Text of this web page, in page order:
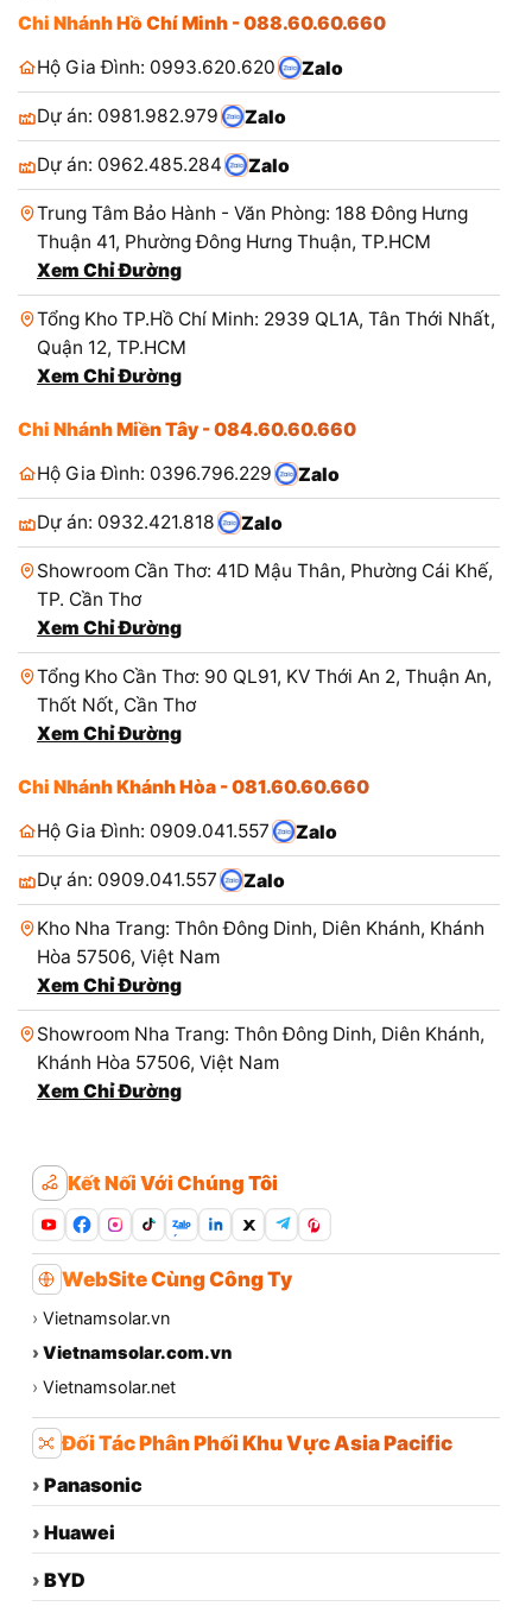
Chi Nhánh Hồ Chí Minh - 088.60.60.660
Hộ Gia Đình: 0993.620.620
Zalo
Dự án: 0981.982.979 Zalo
Dự án: 0962.485.284 Zalo
Trung Tâm Bảo Hành - Văn Phòng: 188 Đông Hưng
Thuận 41, Phường Đông Hưng Thuận, TP.HCM
Xem Chỉ Đường
Tổng Kho TP.Hồ Chí Minh: 2939 QL1A, Tân Thới Nhất,
Quận 12, TP.HCM
Xem Chỉ Đường
Chi Nhánh Miền Tây - 084.60.60.660
Hộ Gia Đình: 0396.796.229
Zalo
Dự án: 0932.421.818 Zalo
Showroom Cần Thơ: 41D Mậu Thân, Phường Cái Khế,
TP. Cần Thơ
Xem Chỉ Đường
Tổng Kho Cần Thơ: 90 QL91, KV Thới An 2, Thuận An,
Thốt Nốt, Cần Thơ
Xem Chỉ Đường
Chi Nhánh Khánh Hòa - 081.60.60.660
Hộ Gia Đình: 0909.041.557
Zalo
Dự án: 0909.041.557 Zalo
Kho Nha Trang: Thôn Đông Dinh, Diên Khánh, Khánh
Hòa 57506, Việt Nam
Xem Chỉ Đường
Showroom Nha Trang: Thôn Đông Dinh, Diên Khánh,
Khánh Hòa 57506, Việt Nam
Xem Chỉ Đường
Kết Nối Với Chúng Tôi
Zalo
WebSite Cùng Công Ty
› Vietnamsolar.vn
› Vietnamsolar.com.vn
› Vietnamsolar.net
Đối Tác Phân Phối Khu Vực Asia Pacific
› Panasonic
› Huawei
› BYD